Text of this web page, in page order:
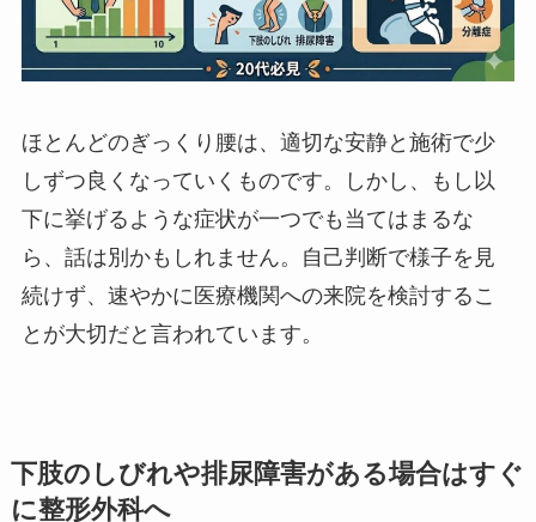
ほとんどのぎっくり腰は、適切な安静と施術で少
しずつ良くなっていくものです。しかし、もし以
下に挙げるような症状が一つでも当てはまるな
ら、話は別かもしれません。自己判断で様子を見
続けず、速やかに医療機関への来院を検討するこ
とが大切だと言われています。
下肢のしびれや排尿障害がある場合はすぐ
に整形外科へ